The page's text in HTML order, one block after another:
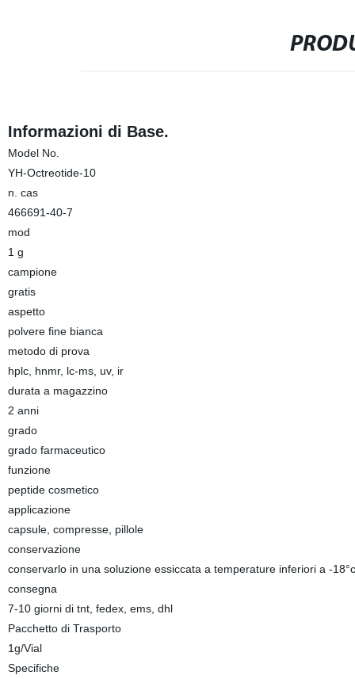
Informazioni di Base.
Model No.
YH-Octreotide-10
n. cas
466691-40-7
mod
1 g
campione
gratis
aspetto
polvere fine bianca
metodo di prova
hplc, hnmr, lc-ms, uv, ir
durata a magazzino
2 anni
grado
grado farmaceutico
funzione
peptide cosmetico
applicazione
capsule, compresse, pillole
conservazione
conservarlo in una soluzione essiccata a temperature inferiori a -
consegna
7-10 giorni di tnt, fedex, ems, dhl
Pacchetto di Trasporto
1g/Vial
Specifiche